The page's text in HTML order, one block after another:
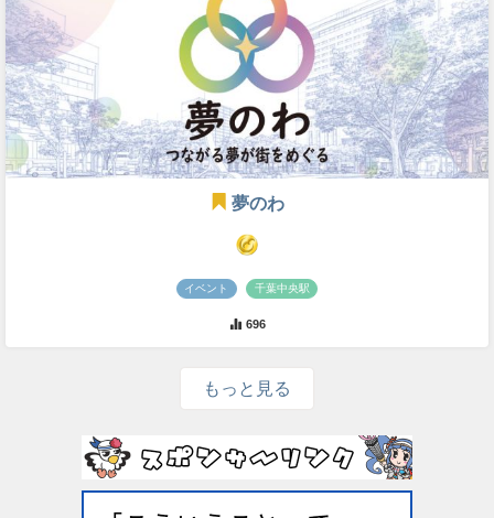
夢のわ
イベント 千葉中央駅
696
もっと見る